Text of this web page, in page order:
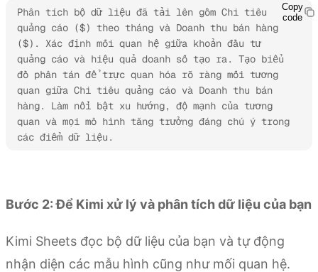
Phân tích bộ dữ liệu đã tải lên gồm Chi tiêu
quảng cáo ($) theo tháng và Doanh thu bán hàng
($). Xác định mối quan hệ giữa khoản đầu tư
quảng cáo và hiệu quả doanh số tạo ra. Tạo biểu
đồ phân tán để trực quan hóa rõ ràng mối tương
quan giữa Chi tiêu quảng cáo và Doanh thu bán
hàng. Làm nổi bật xu hướng, độ mạnh của tương
quan và mọi mô hình tăng trưởng đáng chú ý trong
các điểm dữ liệu.
Copy
code
Bước 2: Để Kimi xử lý và phân tích dữ liệu của bạn
Kimi Sheets đọc bộ dữ liệu của bạn và tự động
nhận diện các mẫu hình cũng như mối quan hệ.